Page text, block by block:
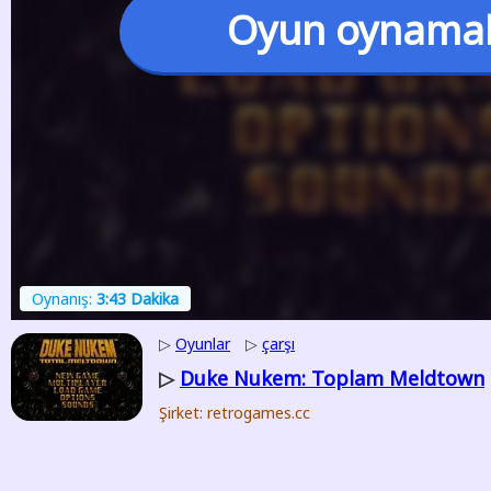
Oyun
Oynanış: 3:43 Dakika
▷ Oyunlar ▷ çarşı
▷ Duke Nukem: Toplam Meldtown
Şirket: retrogames.cc